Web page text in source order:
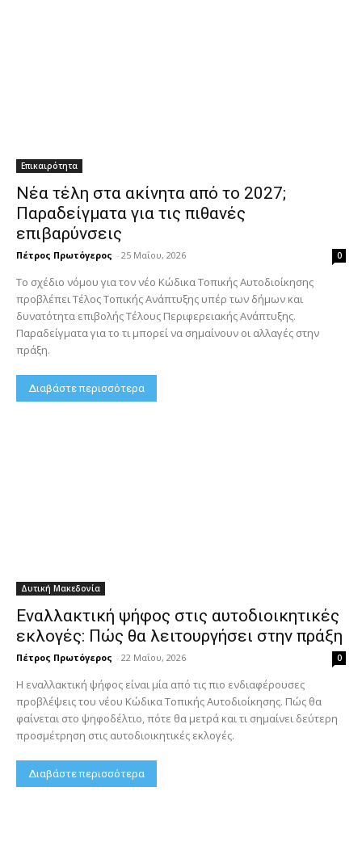
Επικαιρότητα
Νέα τέλη στα ακίνητα από το 2027;
Παραδείγματα για τις πιθανές
επιβαρύνσεις
Πέτρος Πρωτόγερος - 25 Μαΐου, 2026 0
Το σχέδιο νόμου για τον νέο Κώδικα Τοπικής Αυτοδιοίκησης
προβλέπει Τέλος Τοπικής Ανάπτυξης υπέρ των δήμων και
δυνατότητα επιβολής Τέλους Περιφερειακής Ανάπτυξης.
Παραδείγματα για το τι μπορεί να σημαίνουν οι αλλαγές στην
πράξη.
Διαβάστε περισσότερα
Δυτική Μακεδονία
Εναλλακτική ψήφος στις αυτοδιοικητικές
εκλογές: Πώς θα λειτουργήσει στην πράξη
Πέτρος Πρωτόγερος - 22 Μαΐου, 2026 0
Η εναλλακτική ψήφος είναι μία από τις πιο ενδιαφέρουσες
προβλέψεις του νέου Κώδικα Τοπικής Αυτοδιοίκησης. Πώς θα
φαίνεται στο ψηφοδέλτιο, πότε θα μετρά και τι σημαίνει δεύτερη
προσμέτρηση στις αυτοδιοικητικές εκλογές.
Διαβάστε περισσότερα